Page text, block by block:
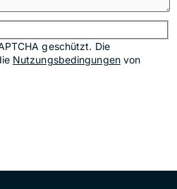
geschützt. Die
Nutzungsbedingungenvon